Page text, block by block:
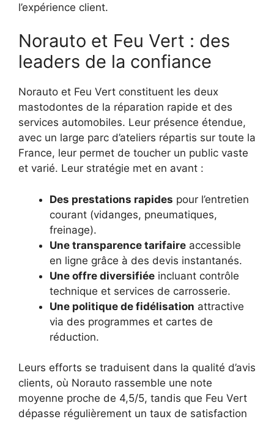
l’expérience client.
Norauto et Feu Vert : des
leaders de la confiance
Norauto et Feu Vert constituent les deux
mastodontes de la réparation rapide et des
services automobiles. Leur présence étendue,
avec un large parc d’ateliers répartis sur toute la
France, leur permet de toucher un public vaste
et varié. Leur stratégie met en avant :
Des prestations rapides pour l’entretien
courant (vidanges, pneumatiques,
freinage).
Une transparence tarifaire accessible
en ligne grâce à des devis instantanés.
Une offre diversifiée incluant contrôle
technique et services de carrosserie.
Une politique de fidélisation attractive
via des programmes et cartes de
réduction.
Leurs efforts se traduisent dans la qualité d’avis
clients, où Norauto rassemble une note
moyenne proche de 4,5/5, tandis que Feu Vert
dépasse régulièrement un taux de satisfaction